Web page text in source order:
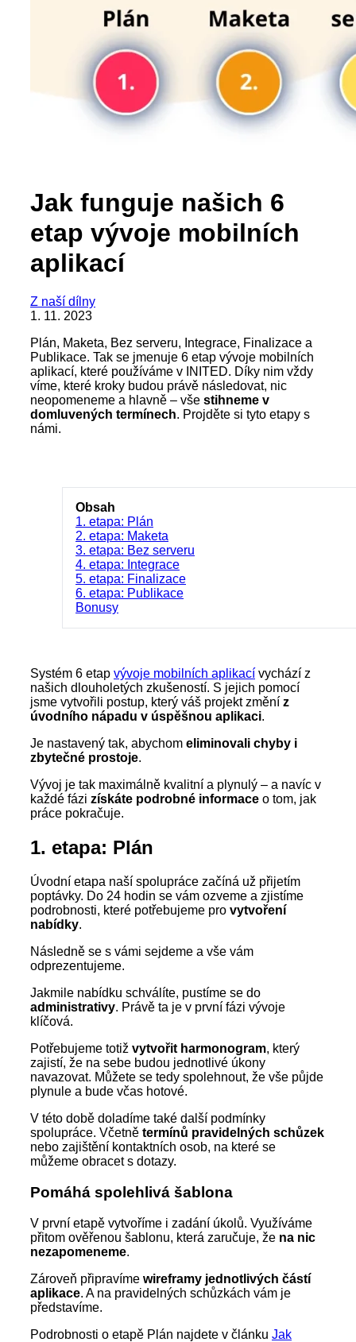
Jak funguje našich 6
etap vývoje mobilních
aplikací
Z naší dílny
1. 11. 2023
Plán, Maketa, Bez serveru, Integrace, Finalizace a
Publikace. Tak se jmenuje 6 etap vývoje mobilních
aplikací, které používáme v INITED. Díky nim vždy
víme, které kroky budou právě následovat, nic
neopomeneme a hlavně – vše stihneme v
domluvených termínech. Projděte si tyto etapy s
námi.
Obsah
1. etapa: Plán
2. etapa: Maketa
3. etapa: Bez serveru
4. etapa: Integrace
5. etapa: Finalizace
6. etapa: Publikace
Bonusy
Systém 6 etap vývoje mobilních aplikací vychází z
našich dlouholetých zkušeností. S jejich pomocí
jsme vytvořili postup, který váš projekt změní z
úvodního nápadu v úspěšnou aplikaci.
Je nastavený tak, abychom eliminovali chyby i
zbytečné prostoje.
Vývoj je tak maximálně kvalitní a plynulý – a navíc v
každé fázi získáte podrobné informace o tom, jak
práce pokračuje.
1. etapa: Plán
Úvodní etapa naší spolupráce začíná už přijetím
poptávky. Do 24 hodin se vám ozveme a zjistíme
podrobnosti, které potřebujeme pro vytvoření
nabídky.
Následně se s vámi sejdeme a vše vám
odprezentujeme.
Jakmile nabídku schválíte, pustíme se do
administrativy. Právě ta je v první fázi vývoje
klíčová.
Potřebujeme totiž vytvořit harmonogram, který
zajistí, že na sebe budou jednotlivé úkony
navazovat. Můžete se tedy spolehnout, že vše půjde
plynule a bude včas hotové.
V této době doladíme také další podmínky
spolupráce. Včetně termínů pravidelných schůzek
nebo zajištění kontaktních osob, na které se
můžeme obracet s dotazy.
Pomáhá spolehlivá šablona
V první etapě vytvoříme i zadání úkolů. Využíváme
přitom ověřenou šablonu, která zaručuje, že na nic
nezapomeneme.
Zároveň připravíme wireframy jednotlivých částí
aplikace. A na pravidelných schůzkách vám je
představíme.
Podrobnosti o etapě Plán najdete v článku Jak